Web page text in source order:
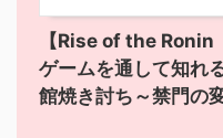
【Rise of the Ronin
ゲームを通して知れ
館焼き討ち～禁門の変